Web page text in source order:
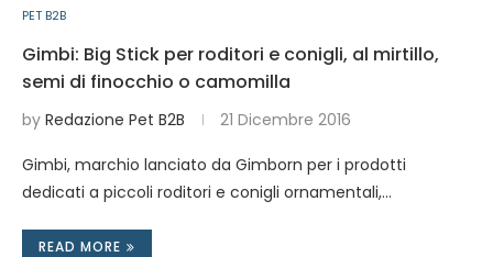
PET B2B
Gimbi: Big Stick per roditori e conigli, al mirtillo,
semi di finocchio o camomilla
by Redazione Pet B2B 21 Dicembre 2016
Gimbi, marchio lanciato da Gimborn per i prodotti
dedicati a piccoli roditori e conigli ornamentali,…
READ MORE